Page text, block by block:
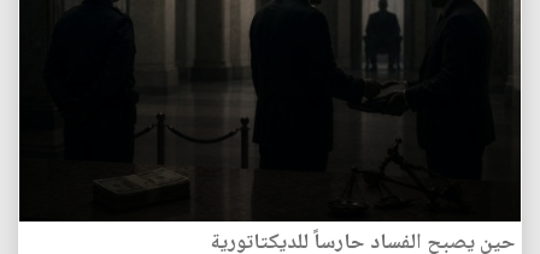
حين يصبح الفساد حارساً للديكتاتورية